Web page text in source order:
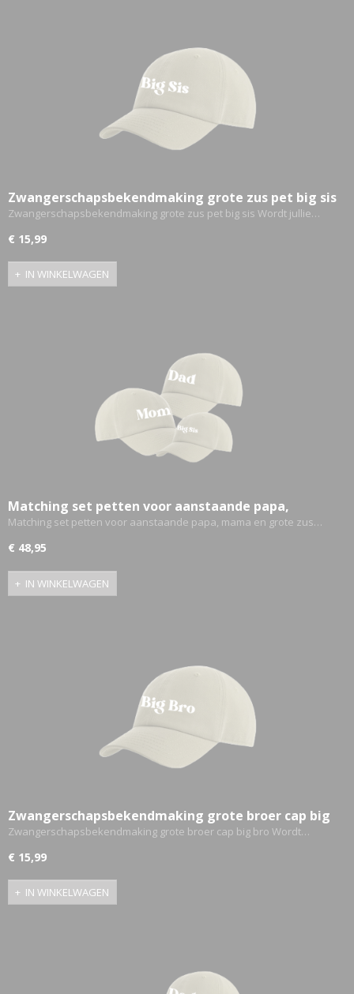
Zwangerschapsbekendmaking grote zus pet big sis
Zwangerschapsbekendmaking grote zus pet big sis Wordt jullie…
€ 15,99
IN WINKELWAGEN
Matching set petten voor aanstaande papa,
mama en grote zus -
Matching set petten voor aanstaande papa, mama en grote zus…
€ 48,95
IN WINKELWAGEN
Zwangerschapsbekendmaking grote broer cap big
bro
Zwangerschapsbekendmaking grote broer cap big bro Wordt…
€ 15,99
IN WINKELWAGEN